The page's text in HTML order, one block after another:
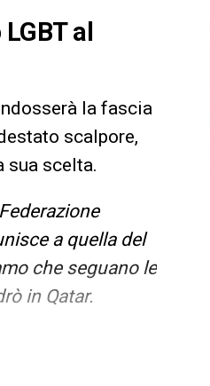
al
la fascia
scalpore,
sua scelta.
a quella del
che seguano le
in Qatar.